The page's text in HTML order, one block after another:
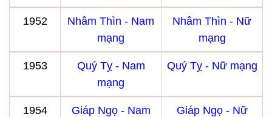
1952
Nhâm Thìn - Nam
mạng
Nhâm Thìn - Nữ
mạng
1953
Quý Tỵ - Nam
mạng
Quý Tỵ - Nữ mạng
1954
Giáp Ngọ - Nam
Giáp Ngọ - Nữ